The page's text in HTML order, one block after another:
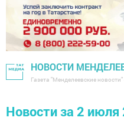
НОВОСТИ
Газета "Менделеевские
Новости за 2 июля